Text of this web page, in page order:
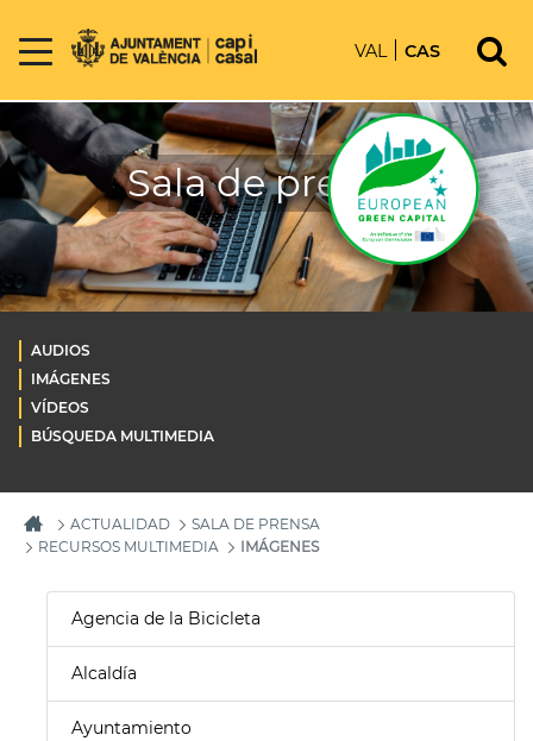
VAL CAS
Sala de prensa
AUDIOS
IMÁGENES
VÍDEOS
BÚSQUEDA MULTIMEDIA
ACTUALIDAD
SALA DE PRENSA
RECURSOS MULTIMEDIA
IMÁGENES
Agencia de la Bicicleta
Alcaldía
Ayuntamiento